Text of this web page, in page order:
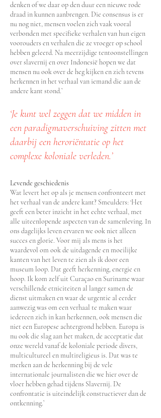
denken of we daar op den duur een nieuwe rode
draad in kunnen aanbrengen. Die consensus is er
nu nog niet, mensen voelen zich vaak vooral
verbonden met specifieke verhalen van hun eigen
voorouders en verhalen die ze vroeger op school
hebben geleerd. Na meerzijdige tentoonstellingen
over slavernij en over Indonesië hopen we dat
mensen nu ook over de heg kijken en zich tevens
herkennen in het verhaal van iemand die aan de
andere kant stond.’
‘Je kunt wel zeggen dat we midden in
een paradigmaverschuiving zitten met
daarbij een heroriëntatie op het
complexe koloniale verleden.’
Levende geschiedenis
Wat levert het op als je mensen confronteert met
het verhaal van de andere kant? Smeulders: ‘Het
geeft een beter inzicht in het echte verhaal, met
alle uiteenlopende aspecten van de samenleving. In
ons dagelijks leven ervaren we ook niet alleen
succes en glorie. Voor mij als mens is het
waardevol om ook de uitdagende en moeilijke
kanten van het leven te zien als ik door een
museum loop. Dat geeft herkenning, energie en
hoop. Ik kom zelf uit Curaçao en Suriname waar
verschillende etniciteiten al langer samen de
dienst uitmaken en waar de urgentie al eerder
aanwezig was om een verhaal te maken waar
iedereen zich in kan herkennen, ook mensen die
niet een Europese achtergrond hebben. Europa is
nu ook die slag aan het maken, de acceptatie dat
onze wereld vanaf de koloniale periode divers,
multicultureel en multireligieus is. Dat was te
merken aan de herkenning bij de vele
internationale journalisten die we hier over de
vloer hebben gehad tijdens Slavernij. De
confrontatie is uiteindelijk constructiever dan de
ontkenning.’